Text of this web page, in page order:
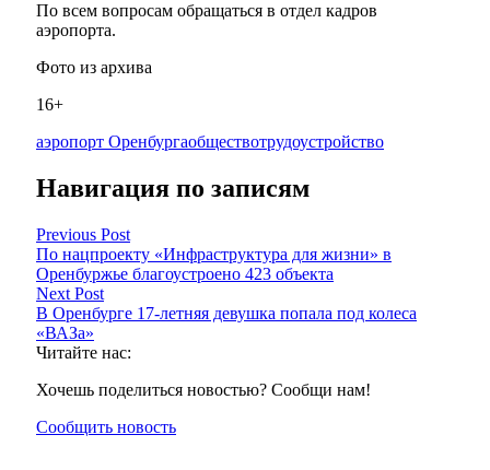
По всем вопросам обращаться в отдел кадров
аэропорта.
Фото из архива
16+
аэропорт Оренбургаобществотрудоустройство
Навигация по записям
Previous Post
По нацпроекту «Инфраструктура для жизни» в
Оренбуржье благоустроено 423 объекта
Next Post
В Оренбурге 17-летняя девушка попала под колеса
«ВАЗа»
Читайте нас:
Хочешь поделиться новостью? Сообщи нам!
Сообщить новость